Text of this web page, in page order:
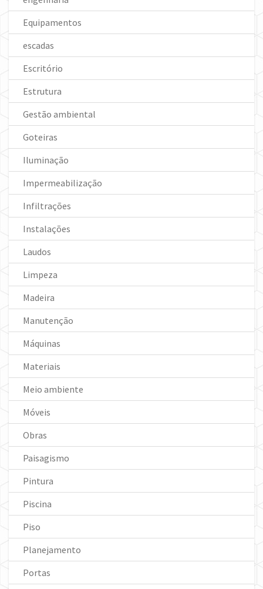
Equipamentos
escadas
Escritório
Estrutura
Gestão ambiental
Goteiras
Iluminação
Impermeabilização
Infiltrações
Instalações
Laudos
Limpeza
Madeira
Manutenção
Máquinas
Materiais
Meio ambiente
Móveis
Obras
Paisagismo
Pintura
Piscina
Piso
Planejamento
Portas